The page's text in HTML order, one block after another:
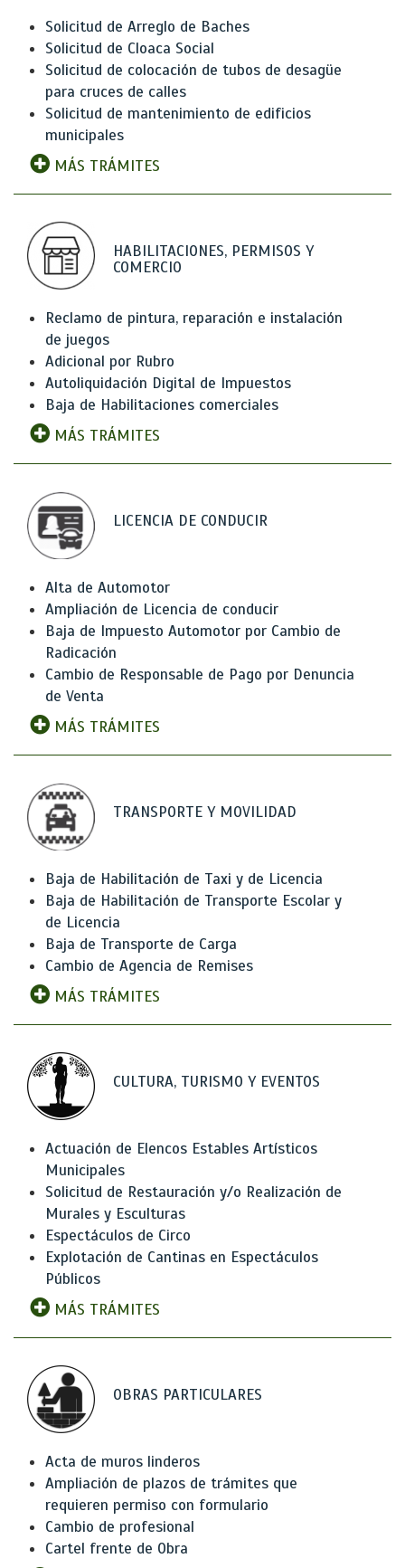
Solicitud de Arreglo de Baches
Solicitud de Cloaca Social
Solicitud de colocación de tubos de desagüe
para cruces de calles
Solicitud de mantenimiento de edificios
municipales
MÁS TRÁMITES
HABILITACIONES, PERMISOS Y
COMERCIO
Reclamo de pintura, reparación e instalación
de juegos
Adicional por Rubro
Autoliquidación Digital de Impuestos
Baja de Habilitaciones comerciales
MÁS TRÁMITES
LICENCIA DE CONDUCIR
Alta de Automotor
Ampliación de Licencia de conducir
Baja de Impuesto Automotor por Cambio de
Radicación
Cambio de Responsable de Pago por Denuncia
de Venta
MÁS TRÁMITES
TRANSPORTE Y MOVILIDAD
Baja de Habilitación de Taxi y de Licencia
Baja de Habilitación de Transporte Escolar y
de Licencia
Baja de Transporte de Carga
Cambio de Agencia de Remises
MÁS TRÁMITES
CULTURA, TURISMO Y EVENTOS
Actuación de Elencos Estables Artísticos
Municipales
Solicitud de Restauración y/o Realización de
Murales y Esculturas
Espectáculos de Circo
Explotación de Cantinas en Espectáculos
Públicos
MÁS TRÁMITES
OBRAS PARTICULARES
Acta de muros linderos
Ampliación de plazos de trámites que
requieren permiso con formulario
Cambio de profesional
Cartel frente de Obra